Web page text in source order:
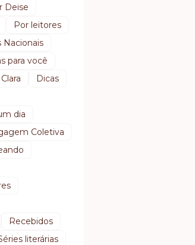
Deise
Por leitores
Nacionais
para você
Dicas
dia
Coletiva
Recebidos
literárias